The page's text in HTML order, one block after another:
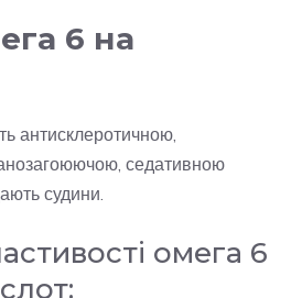
6 на
антисклеротичною,
седативною
судини.
омега 6